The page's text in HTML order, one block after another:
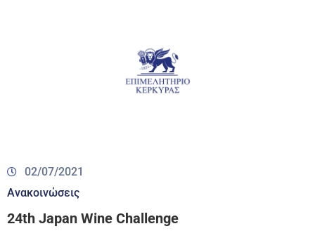
02/07/2021
Ανακοινώσεις
24th Japan Wine Challenge